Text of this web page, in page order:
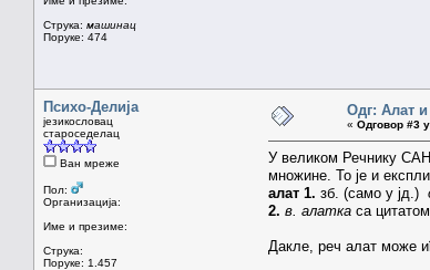
Струка: машинац
Поруке: 474
Психо-Делија
језикословац
староседелац
Ван мреже
Пол:
Организација:
Име и презиме:
Струка:
Поруке: 1.457
Одг: Алат и
« Одговор #3
У великом Речнику
множине. То је и
алат 1. зб. (само у јд.)
2. в. алатка са
Дакле, реч алат може